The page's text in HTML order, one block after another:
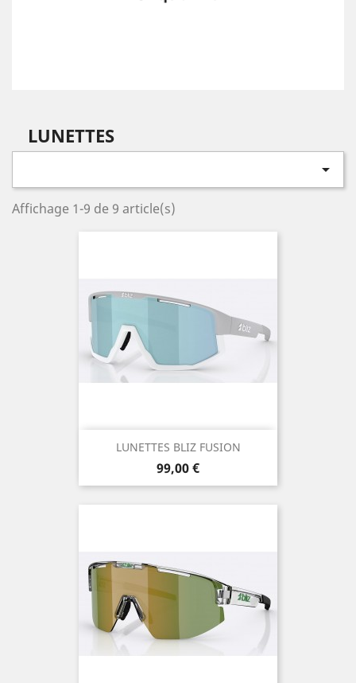
LUNETTES

Affichage 1-9 de 9 article(s)
LUNETTES BLIZ FUSION
Prix
99,00 €